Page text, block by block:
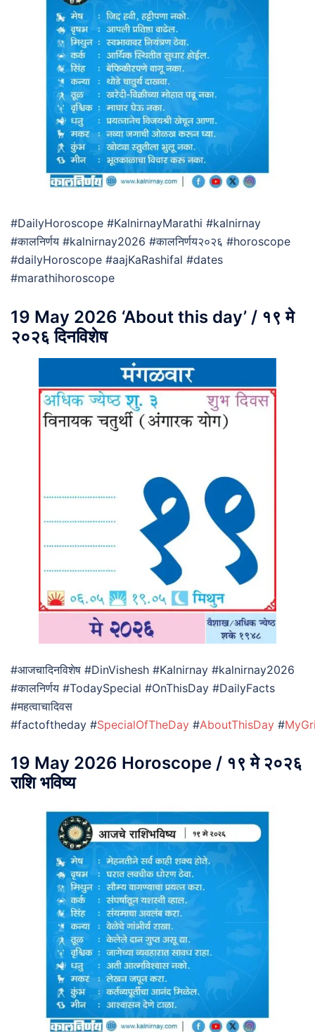
#DailyHoroscope #KalnirnayMarathi #kalnirnay
#कालनिर्णय #kalnirnay2026 #कालनिर्णय२०२६ #horoscope
#dailyHoroscope #aajKaRashifal #dates
#marathihoroscope
19 May 2026 ‘About this day’ / १९ मे
२०२६ दिनविशेष
#आजचादिनविशेष #DinVishesh #Kalnirnay #kalnirnay2026
#कालनिर्णय #TodaySpecial #OnThisDay #DailyFacts
#महत्वाचादिवस
#factoftheday #SpecialOfTheDay #AboutThisDay #
19 May 2026 Horoscope / १९ मे २०२६
राशि भविष्य